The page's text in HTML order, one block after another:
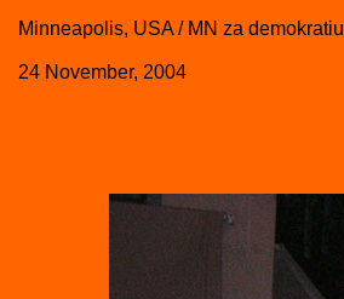
Minneapolis, USA / MN za demokratiu
24 November, 2004